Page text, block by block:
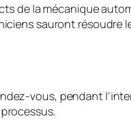
de la mécanique
sauront résoudre
vous, pendant